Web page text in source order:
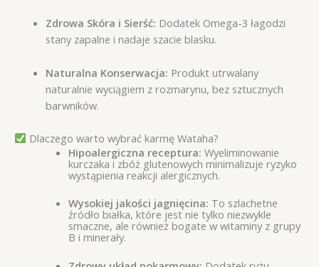
Zdrowa Skóra i Sierść: Dodatek Omega-3 łagodzi
stany zapalne i nadaje szacie blasku.
Naturalna Konserwacja: Produkt utrwalany
naturalnie wyciągiem z rozmarynu, bez sztucznych
barwników.
Dlaczego warto wybrać karmę Wataha?
Hipoalergiczna receptura: Wyeliminowanie
kurczaka i zbóż glutenowych minimalizuje ryzyko
wystąpienia reakcji alergicznych.
Wysokiej jakości jagnięcina: To szlachetne
źródło białka, które jest nie tylko niezwykle
smaczne, ale również bogate w witaminy z grupy
B i minerały.